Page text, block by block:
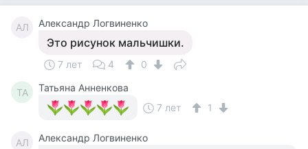
АЛ Александр Логвиненко
Это рисунок мальчишки.
7 лет 4 0
ТА
Татьяна Анненкова
7 лет
1
АЛ Александр Логвиненко